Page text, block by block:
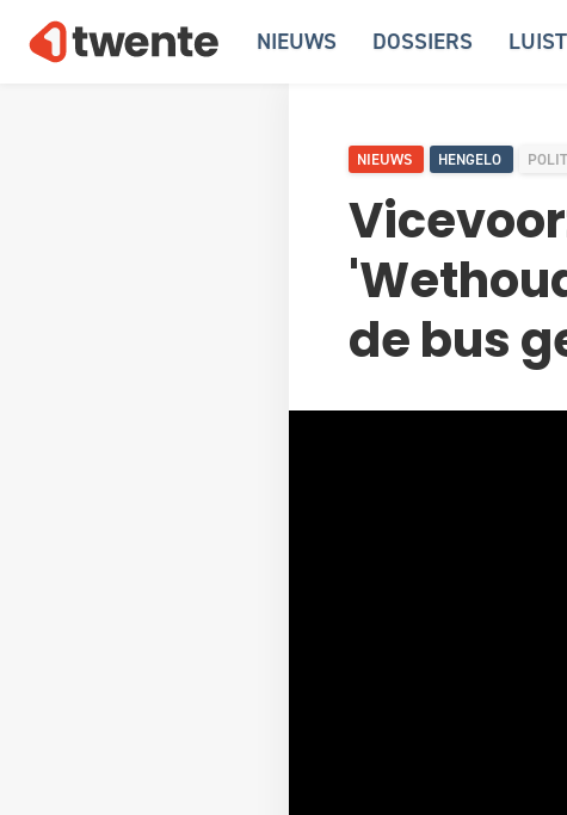
NIEUWS DOSSIERS
NIEUWS HENGELO
de bus